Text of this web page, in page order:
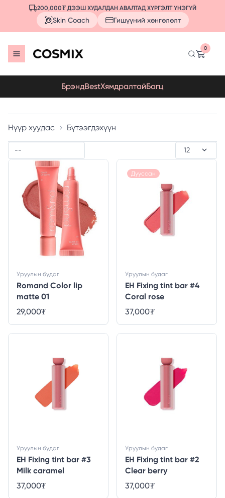
200,000₮ ДЭЭШ ХУДАЛДАН АВАЛТАД ХҮРГЭЛТ ҮНЭГҮЙ
Skin Coach Гишүүний хөнгөлөлт
0
БрэндBestХямдралтайБагц
Нүүр хуудас Бүтээгдэхүүн
Romand Color lip
matte 01
Уруулын будаг
29,000₮
Дууссан
EH Fixing tint bar #4
Coral rose
Уруулын будаг
37,000₮
EH Fixing tint bar #3
Milk caramel
Уруулын будаг
37,000₮
EH Fixing tint bar #2
Clear berry
Уруулын будаг
37,000₮